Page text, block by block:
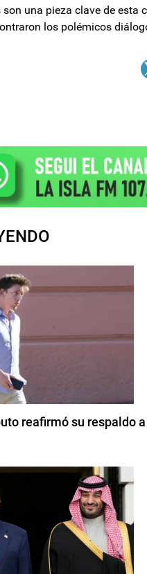
una pieza clave de esta
los polémicos
reafirmó su respaldo